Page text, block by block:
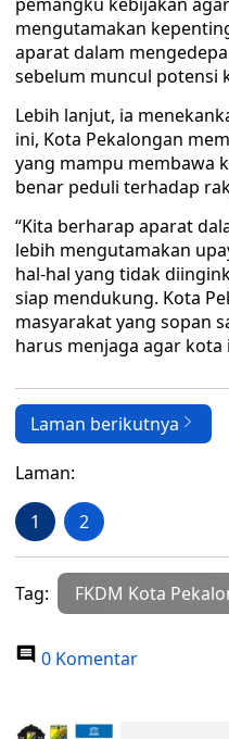
mengutamakan
aparat dalam
sebelum muncul potensi
Lebih lanjut, ia
ini, Kota Pekalongan
yang mampu membawa
benar peduli terhadap
“Kita berharap aparat
lebih mengutamakan
hal-hal yang tidak
siap mendukung. Kota
masyarakat yang sopan
harus menjaga agar kota
Laman berikutnya
Laman:
1 2
Tag: FKDM Kota
0 Komentar